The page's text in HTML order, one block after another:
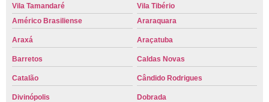
Vila Tamandaré
Vila Tibério
Américo Brasiliense
Araraquara
Araxá Araçatuba
Barretos Caldas Novas
Catalão Cândido Rodrigues
Divinópolis Dobrada